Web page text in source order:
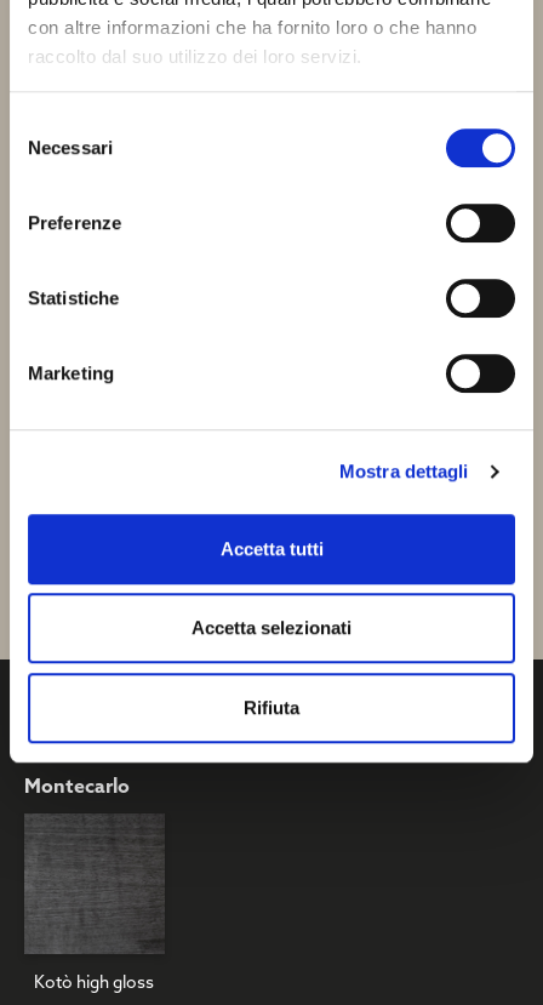
con altre informazioni che ha fornito loro o che hanno
raccolto dal suo utilizzo dei loro servizi.
delNecessari
Preferenze
Statistiche
Marketing
Mostra dettagli
Accetta tutti
Accetta selezionati
Rifiuta
Kotò high gloss
Montecarlo
Kotò high gloss